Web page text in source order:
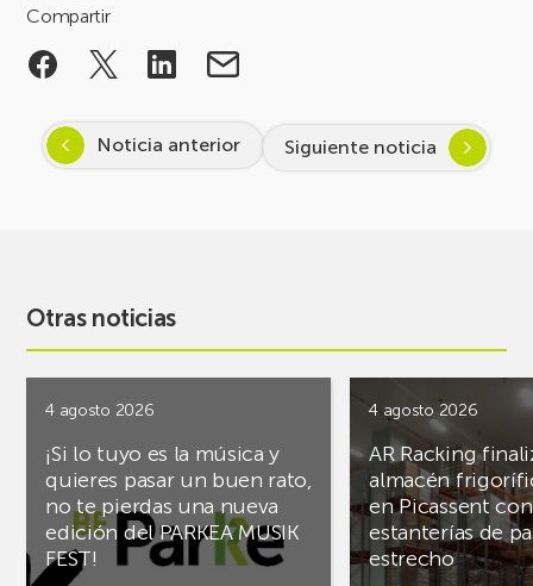
Compartir
Noticia anterior Siguiente noticia
Otras noticias
4 agosto 2026
¡Si lo tuyo es la música y
quieres pasar un buen rato,
no te pierdas una nueva
edición del PARKEA MUSIK
FEST!
4 agosto 2026
AR Racking
almacén
en Picassent con
estanterías de
estrecho